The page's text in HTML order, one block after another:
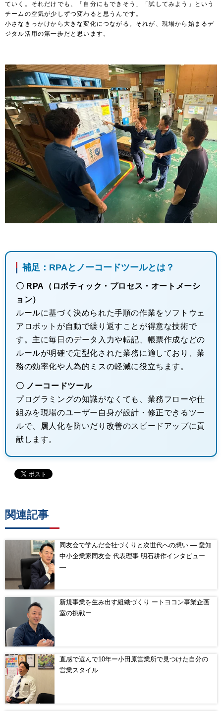
ていく。それだけでも、「自分にもできそう」「試してみよう」という
チームの空気が少しずつ変わると思うんです。
小さなきっかけから大きな変化につながる。それが、現場から始まるデ
ジタル活用の第一歩だと思います。
補足：RPAとノーコードツールとは？
〇 RPA（ロボティック・プロセス・オートメーシ
ョン）
ルールに基づく決められた手順の作業をソフトウェ
アロボットが自動で繰り返すことが得意な技術で
す。主に毎日のデータ入力や転記、帳票作成などの
ルールが明確で定型化された業務に適しており、業
務の効率化や人為的ミスの軽減に役立ちます。
〇 ノーコードツール
プログラミングの知識がなくても、業務フローや仕
組みを現場のユーザー自身が設計・修正できるツー
ルで、属人化を防いだり改善のスピードアップに貢
献します。
関連記事
同友会で学んだ会社づくりと次世代への想い ― 愛知
中小企業家同友会 代表理事 明石耕作インタビュー
―
新規事業を生み出す組織づくり ートヨコン事業企画
室の挑戦ー
直感で選んで10年ー小田原営業所で見つけた自分の
営業スタイル